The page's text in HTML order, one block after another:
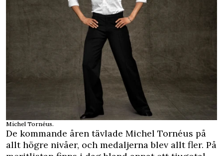
Michel Tornéus.
De kommande åren tävlade Michel Tornéus på
allt högre nivåer, och medaljerna blev allt fler. På